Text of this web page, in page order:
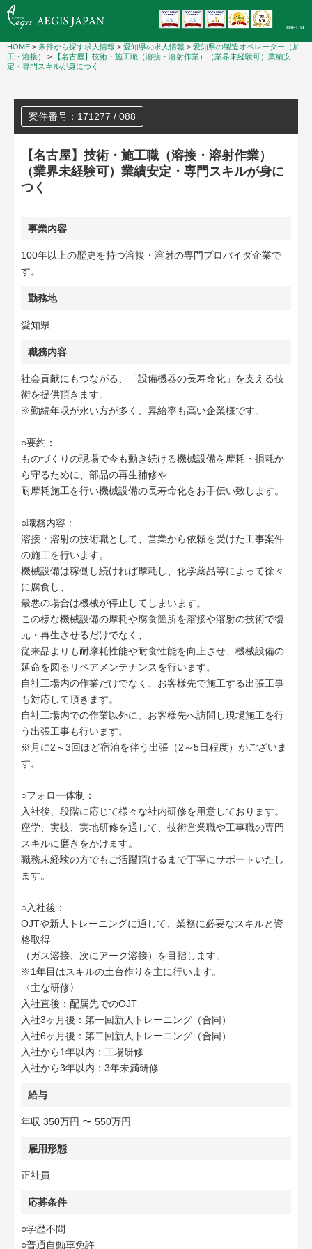
menu
HOME > 条件から探す求人情報 > 愛知県の求人情報 > 愛知県の製造オペレーター（加
工・溶接）
>
【名古屋】技術・施工職（溶接・溶射作業）（業界未経験可）業績安
定・専門スキルが身につく
案件番号：171277 / 088
【名古屋】技術・施工職（溶接・溶射作業）
（業界未経験可）業績安定・専門スキルが身に
つく
事業内容
100年以上の歴史を持つ溶接・溶射の専門プロバイダ企業で
す。
勤務地
愛知県
職務内容
社会貢献にもつながる、「設備機器の長寿命化」を支える技
術を提供頂きます。
※勤続年収が永い方が多く、昇給率も高い企業様です。
○要約：
ものづくりの現場で今も動き続ける機械設備を摩耗・損耗か
ら守るために、部品の再生補修や
耐摩耗施工を行い機械設備の長寿命化をお手伝い致します。
○職務内容：
溶接・溶射の技術職として、営業から依頼を受けた工事案件
の施工を行います。
機械設備は稼働し続ければ摩耗し、化学薬品等によって徐々
に腐食し、
最悪の場合は機械が停止してしまいます。
この様な機械設備の摩耗や腐食箇所を溶接や溶射の技術で復
元・再生させるだけでなく、
従来品よりも耐摩耗性能や耐食性能を向上させ、機械設備の
延命を図るリペアメンテナンスを行います。
自社工場内の作業だけでなく、お客様先で施工する出張工事
も対応して頂きます。
自社工場内での作業以外に、お客様先へ訪問し現場施工を行
う出張工事も行います。
※月に2～3回ほど宿泊を伴う出張（2～5日程度）がございま
す。
○フォロー体制：
入社後、段階に応じて様々な社内研修を用意しております。
座学、実技、実地研修を通して、技術営業職や工事職の専門
スキルに磨きをかけます。
職務未経験の方でもご活躍頂けるまで丁寧にサポートいたし
ます。
○入社後：
OJTや新人トレーニングに通して、業務に必要なスキルと資
格取得
（ガス溶接、次にアーク溶接）を目指します。
※1年目はスキルの土台作りを主に行います。
〈主な研修〉
入社直後：配属先でのOJT
入社3ヶ月後：第一回新人トレーニング（合同）
入社6ヶ月後：第二回新人トレーニング（合同）
入社から1年以内：工場研修
入社から3年以内：3年未満研修
給与
年収 350万円 〜 550万円
雇用形態
正社員
応募条件
○学歴不問
○普通自動車免許